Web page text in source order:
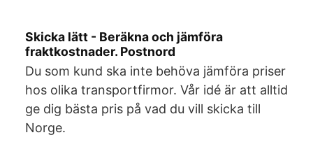
Skicka lätt - Beräkna och jämföra
fraktkostnader. Postnord
Du som kund ska inte behöva jämföra priser
hos olika transportfirmor. Vår idé är att alltid
ge dig bästa pris på vad du vill skicka till
Norge.